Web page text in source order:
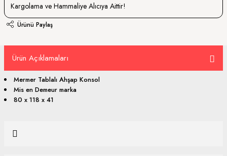
Kargolama ve Hammaliye Alıcıya Aittir!
Ürünü Paylaş
Ürün Açıklamaları
Mermer Tablalı Ahşap Konsol
Mis en Demeur marka
80 x 118 x 41